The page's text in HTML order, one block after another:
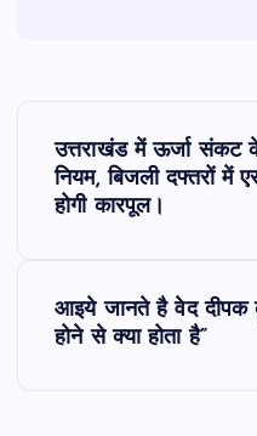
उत्तराखंड में ऊर्जा संकट
नियम, बिजली दफ्तरों में
होगी कारपूल।
आइये जानते है वेद दीपक
होने से क्या होता है”